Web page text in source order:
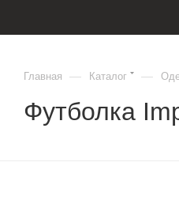
Главная — Каталог —
Футболка